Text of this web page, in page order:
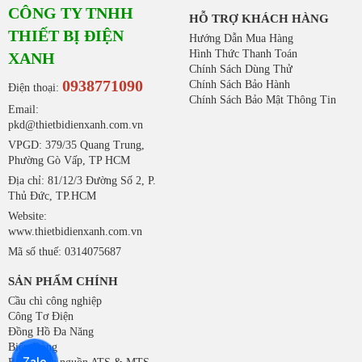
CÔNG TY TNHH
THIẾT BỊ ĐIỆN
XANH
Điện thoại: 0938771090
Email:
pkd@thietbidienxanh.com.vn
VPGD: 379/35 Quang Trung,
Phường Gò Vấp, TP HCM
Địa chỉ: 81/12/3 Đường Số 2, P.
Thủ Đức, TP.HCM
Website:
www.thietbidienxanh.com.vn
Mã số thuế: 0314075687
HỖ TRỢ KHÁCH HÀNG
Hướng Dẫn Mua Hàng
Hình Thức Thanh Toán
Chính Sách Dùng Thử
Chính Sách Bảo Hành
Chính Sách Bảo Mật Thông Tin
SẢN PHẨM CHÍNH
Cầu chì công nghiệp
Công Tơ Điện
Đồng Hồ Đa Năng
Biến Dòng